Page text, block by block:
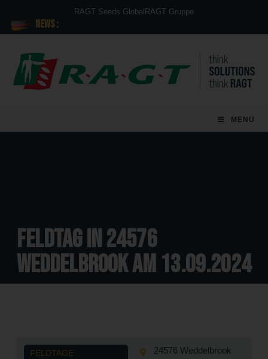
News :
RAGT Seeds Global RAGT Gruppe
MENÜ
Feldtag in 24576
Weddelbrook am 13.09.2024
FELDTAGE
24576 Weddelbrook